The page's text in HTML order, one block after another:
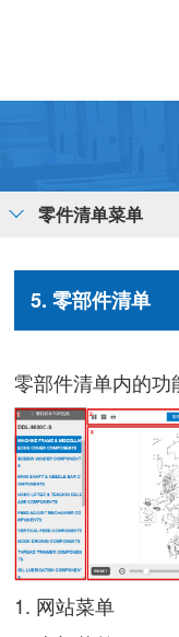
零件清单菜单
5. 零部件清单
零部件清单内的功
1. 网站菜单